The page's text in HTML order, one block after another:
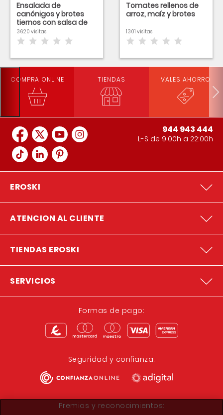
Ensalada de
canónigos y brotes
tiernos con salsa de
mostaza
3620 visitas
Tomates rellenos de
arroz, maíz y brotes
1301 visitas
COMPRA ONLINE TIENDAS VALES AHORRO
944 943 444
L-S de 9:00h a 22:00h
EROSKI
ATENCION AL CLIENTE
TIENDAS EROSKI
SERVICIOS
Formas de pago:
Seguridad y confianza:
Premios y reconocimientos: